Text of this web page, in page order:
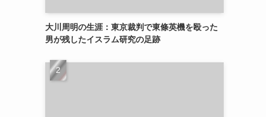
大川周明の生涯：東京裁判で東條英機を殴った
男が残したイスラム研究の足跡